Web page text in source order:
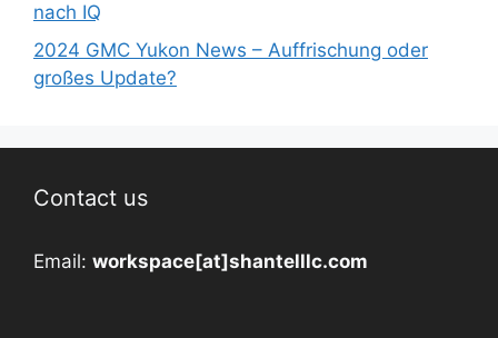
nach IQ
2024 GMC Yukon News – Auffrischung oder
großes Update?
Contact us
Email: workspace[at]shantelllc.com